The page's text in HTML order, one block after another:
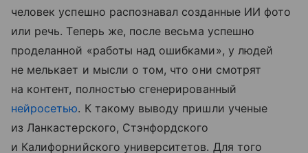
человек успешно распознавал созданные ИИ фото
или речь. Теперь же, после весьма успешно
проделанной «работы над ошибками», у людей
не мелькает и мысли о том, что они смотрят
на контент, полностью сгенерированный
нейросетью. К такому выводу пришли ученые
из Ланкастерского, Стэнфордского
и Калифорнийского университетов. Для того